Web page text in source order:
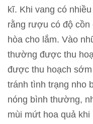
kĩ. Khi vang có
rằng rượu có độ
hòa cho lắm. Vào
thường được thu
được thu hoạch
tránh tình trạng nho
nóng bình thường,
mùi mứt hoa quả